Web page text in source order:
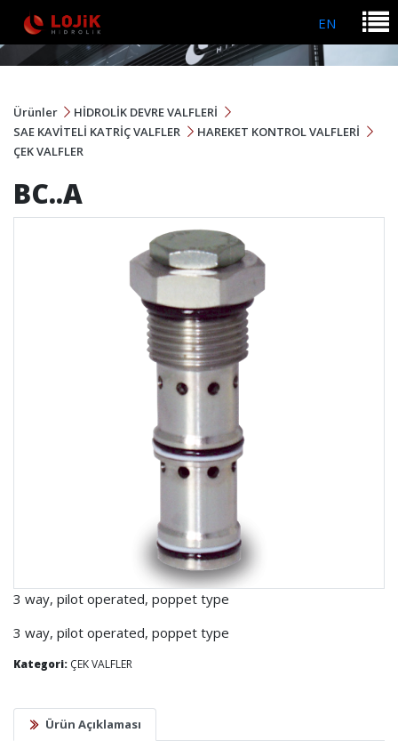
EN
Ürünler
HİDROLİK DEVRE VALFLERİ
SAE KAVİTELİ KATRİÇ VALFLER
HAREKET KONTROL VALFLERİ
ÇEK VALFLER
BC..A
3 way, pilot operated, poppet type
3 way, pilot operated, poppet type
Kategori: ÇEK VALFLER
Ürün Açıklaması